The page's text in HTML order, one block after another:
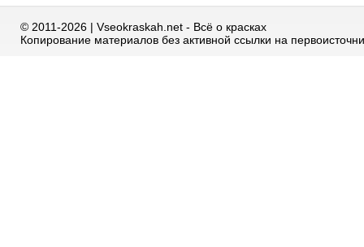
© 2011-2026 | Vseokraskah.net - Всё о красках
Копирование материалов без активной ссылки на